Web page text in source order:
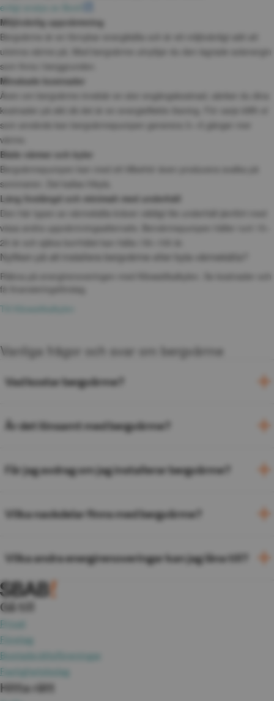
enligt analys av Booli
Miljövänlig uppvärmning
Bergvärme är en förnybar energikälla och är ett miljövänligt sätt att
utvinna värme på. Med bergvärme utnyttjar du den lagrade solenergin
som finns i berggrunden.
Minskade kostnader
Även om bergvärme innebär en stor engångskostnad, sänker du dina
kostnader på sikt då det är en energieffektiv lösning. För varje kWh el
som används kan bergvärmepumpen generera 3—5 gånger mer
värme.
Både värmer och kyler
Bergvärmepumpen kan med ett tillbehör även producera svalka på
sommaren. Det kallas frikyla.
Lång livslängd och minimalt med underhåll
Den här typen av värmekälla kräver väldigt lite underhåll jämfört med
vissa andra uppvärmningsalternativ. Bervärmepumpen håller runt 15–
20 år och själva borrhålet kan hålla i 50–100 år.
Nyfiken på att installera bergvärme eller byta värmekälla?
Räkna på energirenoveringen med Kilowattkalkylen. Se kostnader och
få finansieringsförslag.
Till Kilowattkalkylen
Vanliga frågor och svar om bergvärme
Vad kostar bergvärme?
Är det lönsamt med bergvärme?
Får jag avdrag om jag installerar bergvärme?
Vilka nackdelar finns med bergvärme?
Vilka andra energirenoveringar kan jag låna till?
Gå till
Privat
Företag
Bostadsrättsföreningar
Fastighetsbolag
Hitta rätt